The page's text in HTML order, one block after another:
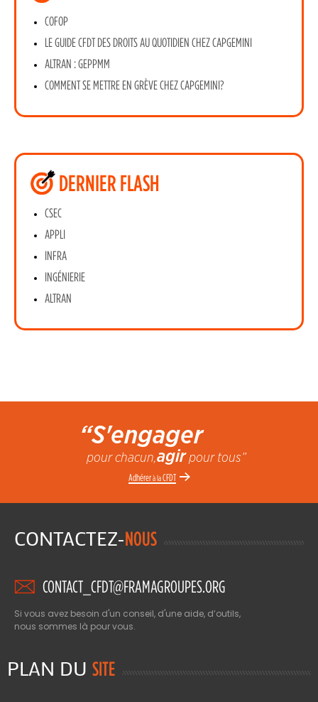
COFOP
LE GUIDE CFDT DES DROITS AU QUOTIDIEN CHEZ CAPGEMINI
ALTRAN : GEPPMM
COMMENT SE METTRE EN GRÈVE CHEZ CAPGEMINI?
DERNIER FLASH
CSEC
APPLI
INFRA
INGÉNIERIE
ALTRAN
“S'engager
pour chacun,agirpour tous”
Adhérerà laCFDT
CONTACTEZ-NOUS
CONTACT_CFDT@FRAMAGROUPES.ORG
Si vous avez besoin d'un conseil, d'une aide, d’outils,
nous sommes là pour vous.
PLAN DU SITE